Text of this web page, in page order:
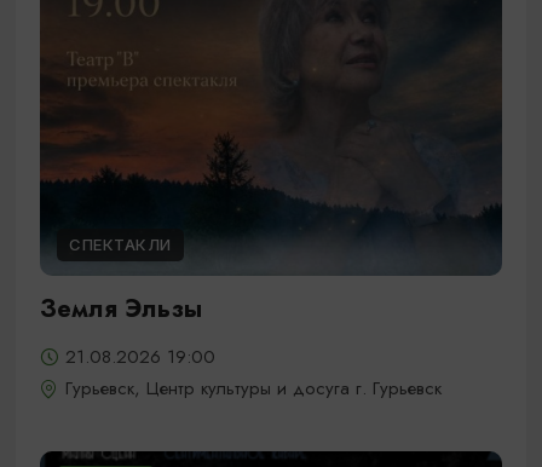
СПЕКТАКЛИ
Земля Эльзы
21.08.2026 19:00
Гурьевск, Центр культуры и досуга г. Гурьевск